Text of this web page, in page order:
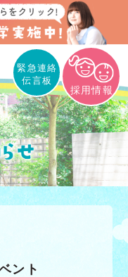
採用情報
緊急連絡
伝言板
ント